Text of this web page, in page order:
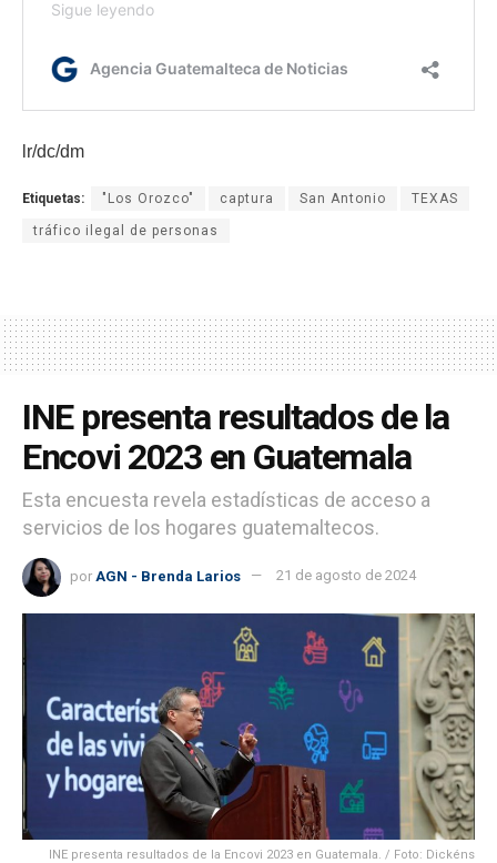
lr/dc/dm
Etiquetas: "Los Orozco" captura San Antonio TEXAS
tráfico ilegal de personas
INE presenta resultados de la
Encovi 2023 en Guatemala
Esta encuesta revela estadísticas de acceso a
servicios de los hogares guatemaltecos.
por AGN - Brenda Larios 21 de agosto de 2024
INE presenta resultados de la Encovi 2023 en Guatemala. / Foto: Dickéns